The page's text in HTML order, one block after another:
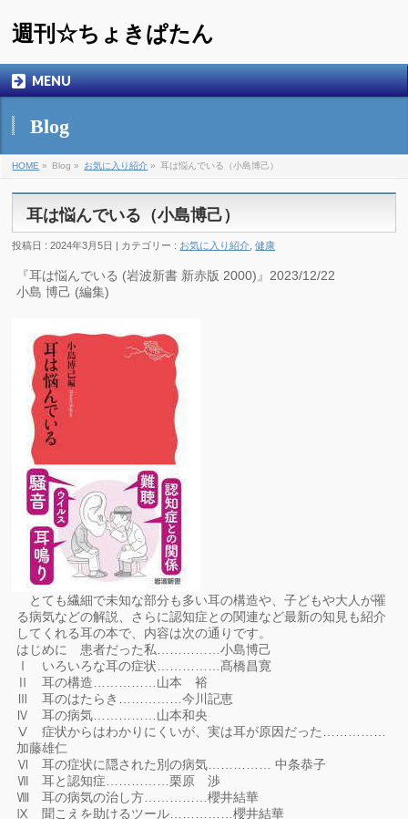
週刊☆ちょきぱたん
MENU
Blog
HOME » Blog » お気に入り紹介 » 耳は悩んでいる（小島博己）
耳は悩んでいる（小島博己）
投稿日 : 2024年3月5日 | カテゴリー : お気に入り紹介 ,健康
『耳は悩んでいる (岩波新書 新赤版 2000)』2023/12/22
小島 博己 (編集)
とても繊細で未知な部分も多い耳の構造や、子どもや大人が罹
る病気などの解説、さらに認知症との関連など最新の知見も紹介
してくれる耳の本で、内容は次の通りです。
はじめに 患者だった私……………小島博己
Ⅰ いろいろな耳の症状……………髙橋昌寛
Ⅱ 耳の構造……………山本 裕
Ⅲ 耳のはたらき……………今川記恵
Ⅳ 耳の病気……………山本和央
Ⅴ 症状からはわかりにくいが、実は耳が原因だった……………
加藤雄仁
Ⅵ 耳の症状に隠された別の病気…………… 中条恭子
Ⅶ 耳と認知症……………栗原 渉
Ⅷ 耳の病気の治し方……………櫻井結華
Ⅸ 聞こえを助けるツール……………櫻井結華